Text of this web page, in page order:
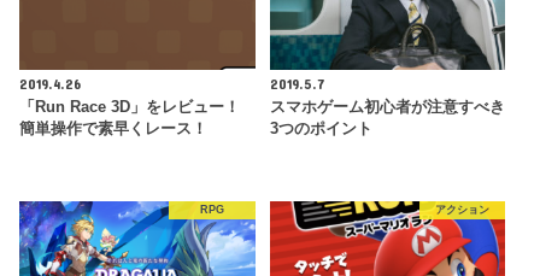
2019.4.26
「Run Race 3D」をレビュー！
簡単操作で素早くレース！
2019.5.7
スマホゲーム初心者が注意すべき
3つのポイント
RPG アクション